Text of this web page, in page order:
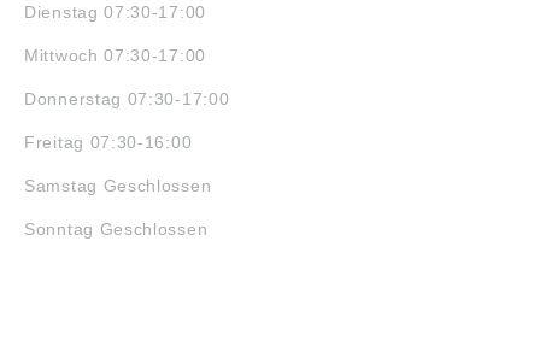
Dienstag 07:30-17:00
Mittwoch 07:30-17:00
Donnerstag 07:30-17:00
Freitag 07:30-16:00
Samstag Geschlossen
Sonntag Geschlossen